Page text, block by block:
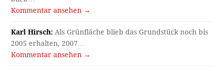
Kommentar ansehen →
Karl Hirsch: Als Grünfläche blieb das Grundstück noch bis
2005 erhalten, 2007…
Kommentar ansehen →